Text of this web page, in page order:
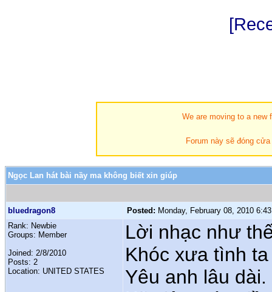
We are moving to a new
Forum này sẽ đóng
Ngọc Lan hát bài nầy ma không biết xin giúp
bluedragon8 Posted: Monday, February 08, 2010
Rank: Newbie
Groups: Member
Joined: 2/8/2010
Posts: 2
Location: UNITED STATES
Lời nhạc như
Khóc xưa tình ta
Yêu anh lâu